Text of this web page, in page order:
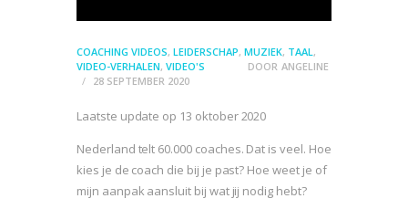
COACHING VIDEOS, LEIDERSCHAP, MUZIEK, TAAL ,
VIDEO-VERHALEN, VIDEO'S DOOR ANGELINE
28 SEPTEMBER 2020
Laatste update op 13 oktober 2020
Nederland telt 60.000 coaches. Dat is veel. Hoe
kies je de coach die bij je past? Hoe weet je of
mijn aanpak aansluit bij wat jij nodig hebt?